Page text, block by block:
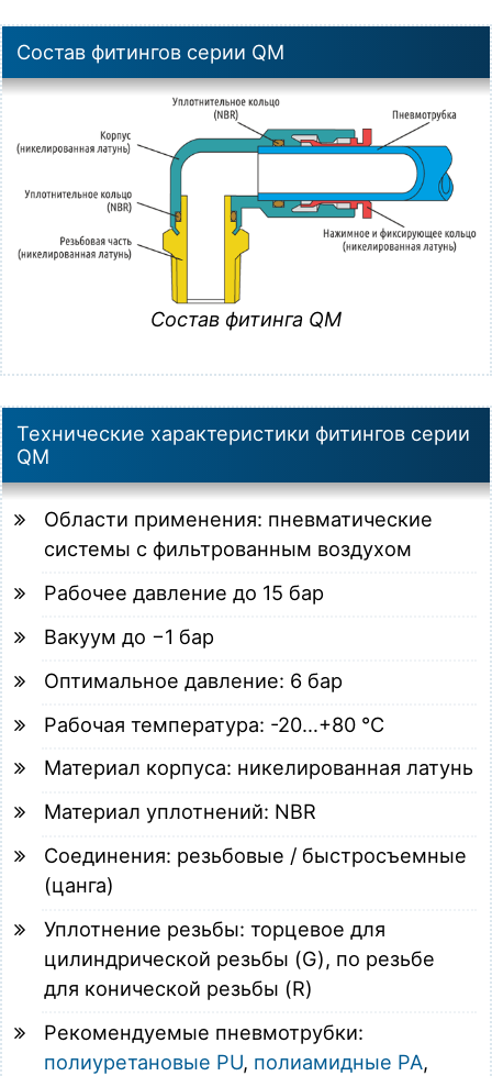
Состав фитингов серии QM
Состав фитинга QM
Технические характеристики фитингов серии
QM
Области применения: пневматические
системы с фильтрованным воздухом
Рабочее давление до 15 бар
Вакуум до −1 бар
Оптимальное давление: 6 бар
Рабочая температура: -20…+80 °C
Материал корпуса: никелированная латунь
Материал уплотнений: NBR
Соединения: резьбовые / быстросъемные
(цанга)
Уплотнение резьбы: торцевое для
цилиндрической резьбы (G), по резьбе
для конической резьбы (R)
Рекомендуемые пневмотрубки:
полиуретановые PU, полиамидные PA,